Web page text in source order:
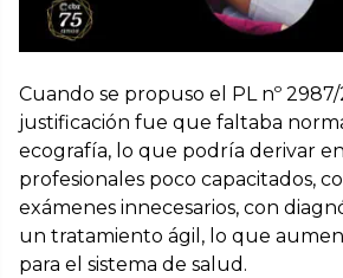
Cuando se propuso el PL nº 2987/
justificación fue que faltaba
ecografía, lo que podría derivar
profesionales poco capacitados,
exámenes innecesarios, con
un tratamiento ágil, lo que
para el sistema de salud.